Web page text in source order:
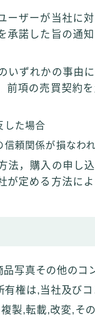
ーザーが当社に
承諾した旨の通
いずれかの事由
前項の売買契約
した場合
信頼関係が損なわ
法，購入の申し
が定める方法によ
写真その他のコ
権は,当社及び
製,転載,改変,そ